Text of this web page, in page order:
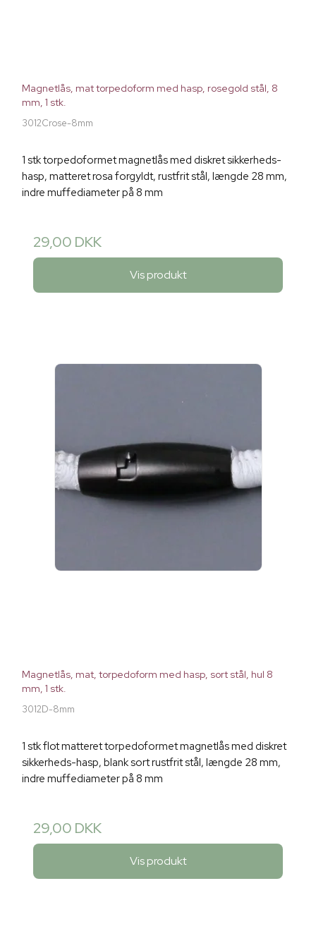
Magnetlås, mat torpedoform med hasp, rosegold stål, 8
mm, 1 stk.
3012Crose-8mm
1 stk torpedoformet magnetlås med diskret sikkerheds-
hasp, matteret rosa forgyldt, rustfrit stål, længde 28 mm,
indre muffediameter på 8 mm
29,00 DKK
Vis produkt
Magnetlås, mat, torpedoform med hasp, sort stål, hul 8
mm, 1 stk.
3012D-8mm
1 stk flot matteret torpedoformet magnetlås med diskret
sikkerheds-hasp, blank sort rustfrit stål, længde 28 mm,
indre muffediameter på 8 mm
29,00 DKK
Vis produkt